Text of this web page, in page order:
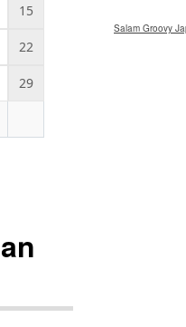
Salam Groovy
15
22
29